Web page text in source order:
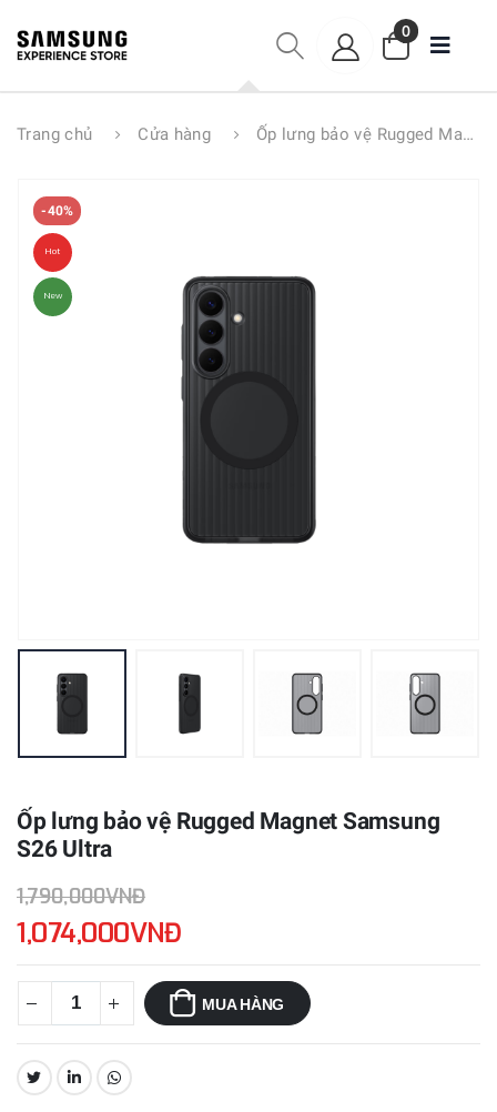
0
Trang chủ Cửa hàng Ốp lưng bảo vệ Rugged Magnet Samsung S26 Ultra
-40%
Hot
New
Ốp lưng bảo vệ Rugged Magnet Samsung
S26 Ultra
1,790,000VNĐ
1,074,000VNĐ
MUA HÀNG
CHIA SẺ: